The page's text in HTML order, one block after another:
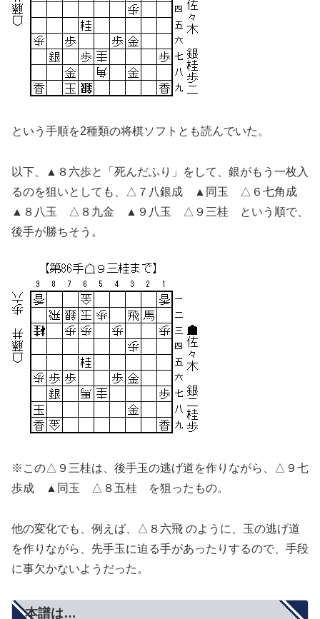
という手順を2種類の将棋ソフトとも読んでいた。
以下、▲８六歩と「死んだふり」をして、銀がもう一枚入
るのを狙いとしても、△７八銀成 ▲同玉 △６七角成
▲８八玉 △８九金 ▲９八玉 △９三桂 という順で、
後手が勝ちそう。
※この△９三桂は、後手玉の逃げ道を作りながら、△９七
歩成 ▲同玉 △８五桂 を狙ったもの。
他の変化でも、例えば、△８六飛 のように、玉の逃げ道
を作りながら、先手玉に迫る手があったりするので、手段
に事欠かないようだった。
本譜は…